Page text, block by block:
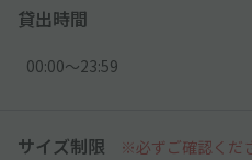
貸出時間
00:00〜23:59
サイズ制限 ※必ずご確認くだ